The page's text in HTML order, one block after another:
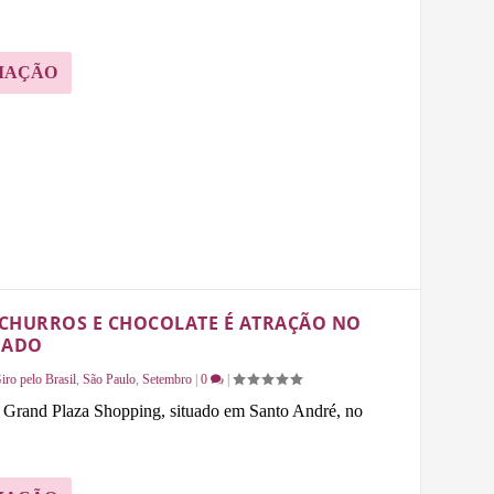
E CHOCOLATE É ATRAÇÃO NO
pelo Brasil São Paulo Setembro | 0 |
Plaza Shopping, situado em Santo André, no